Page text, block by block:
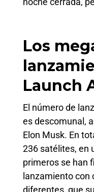
Los
Launch
El número de
es descomunal,
Elon Musk. En
236 satélites, en
primeros se han
lanzamiento
diferentes, que